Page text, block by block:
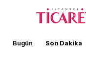
Bugün Son Dakika